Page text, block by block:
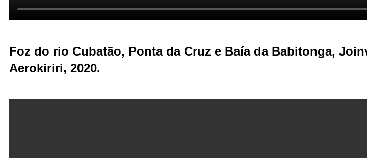
Foz do rio Cubatão, Ponta da Cruz e Baía da Babitonga,
Aerokiriri, 2020.